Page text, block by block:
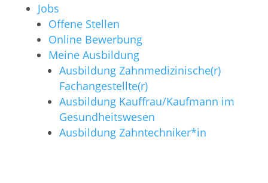
Jobs
Offene Stellen
Online Bewerbung
Meine Ausbildung
Ausbildung Zahnmedizinische(r)
Fachangestellte(r)
Ausbildung Kauffrau/Kaufmann im
Gesundheitswesen
Ausbildung Zahntechniker*in